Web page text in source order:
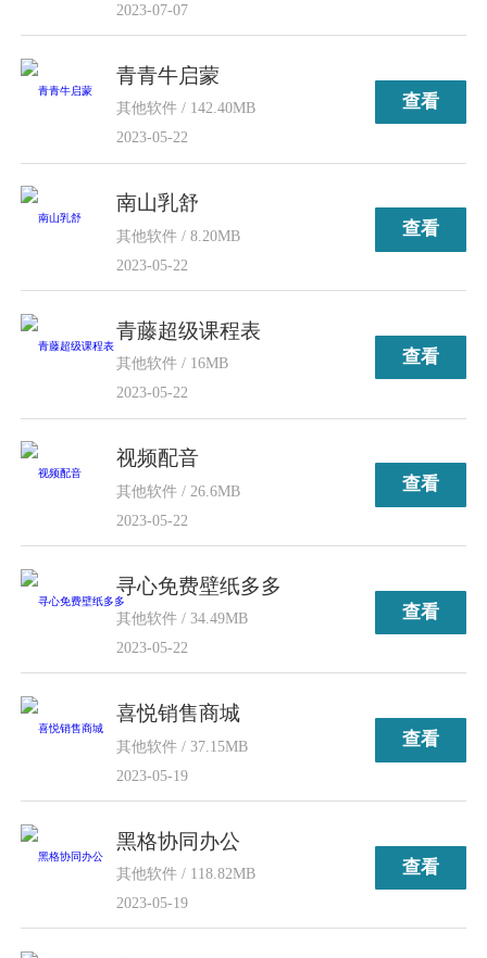
2023-07-07
青青牛启蒙
其他软件 / 142.40MB
2023-05-22
查看
南山乳舒
其他软件 / 8.20MB
2023-05-22
查看
青藤超级课程表
其他软件 / 16MB
2023-05-22
查看
视频配音
其他软件 / 26.6MB
2023-05-22
查看
寻心免费壁纸多多
其他软件 / 34.49MB
2023-05-22
查看
喜悦销售商城
其他软件 / 37.15MB
2023-05-19
查看
黑格协同办公
其他软件 / 118.82MB
2023-05-19
查看